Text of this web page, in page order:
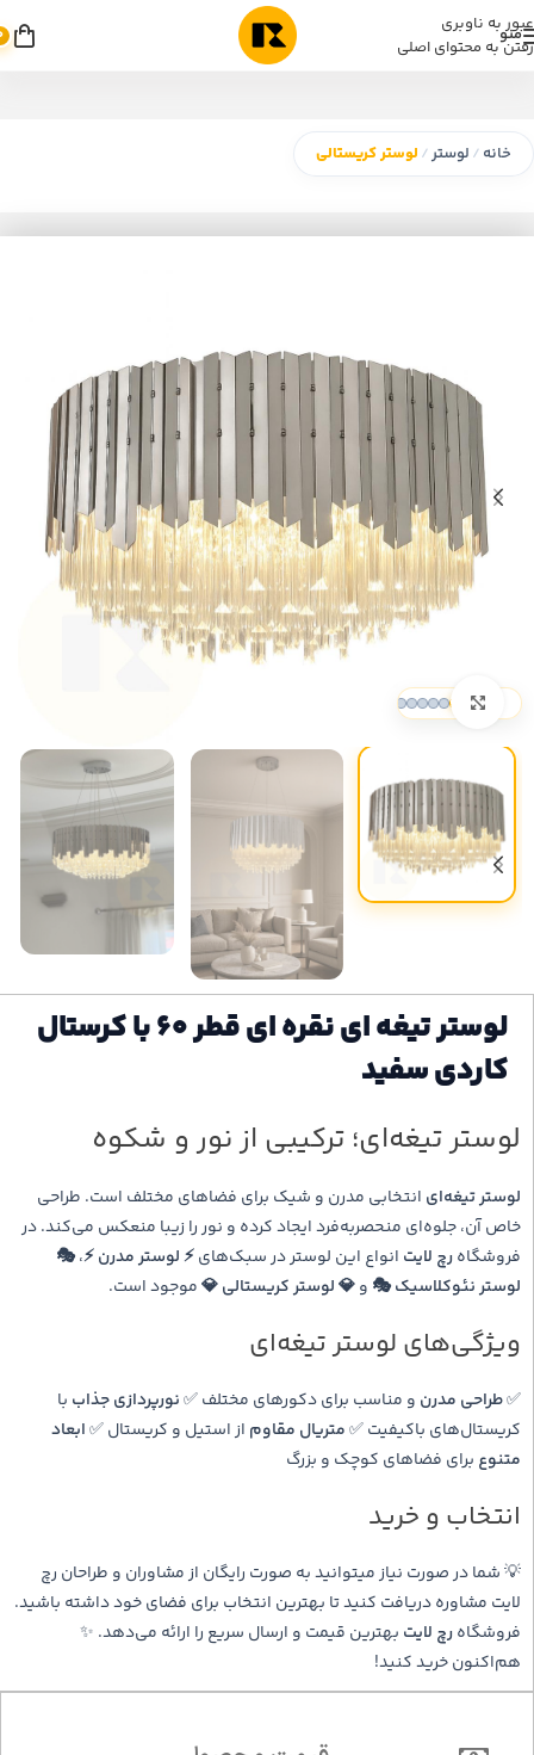
عبور به ناوبری
رفتن به محتوای اصلی
منو
خانه / لوستر/ لوستر کریستالی
بزرگنمایی تصویر
لوستر تیغه ای نقره ای قطر ۶۰ با کرستال
کاردی سفید
لوستر تیغه‌ای؛ ترکیبی از نور و شکوه
لوستر تیغه‌ای انتخابی مدرن و شیک برای فضاهای مختلف است. طراحی
خاص آن، جلوه‌ای منحصربه‌فرد ایجاد کرده و نور را زیبا منعکس می‌کند. در
فروشگاهرچ لایت انواع این لوستر در سبک‌های⚡ لوستر مدرن ⚡،🎭
لوستر نئوکلاسیک 🎭 و💎 لوستر کریستالی 💎موجود است.
ویژگی‌های لوستر تیغه‌ای
✅طراحی مدرن و مناسب برای دکورهای مختلف ✅نورپردازی جذاب با
کریستال‌های باکیفیت ✅متریال مقاوم از استیل و کریستال ✅ابعاد
متنوع برای فضاهای کوچک و بزرگ
انتخاب و خرید
💡 شما در صورت نیاز میتوانید به صورت رایگان از مشاوران و طراحان رچ
لایت مشاوره دریافت کنید تا بهترین انتخاب برای فضای خود داشته باشید.
فروشگاهرچ لایت بهترین قیمت و ارسال سریع را ارائه می‌دهد. ✨
هم‌اکنون خرید کنید!